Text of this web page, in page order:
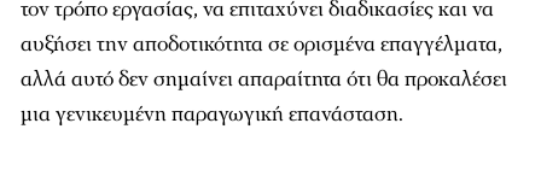
τον τρόπο εργασίας, να επιταχύνει διαδικασίες και να
αυξήσει την αποδοτικότητα σε ορισμένα επαγγέλματα,
αλλά αυτό δεν σημαίνει απαραίτητα ότι θα προκαλέσει
μια γενικευμένη παραγωγική επανάσταση.